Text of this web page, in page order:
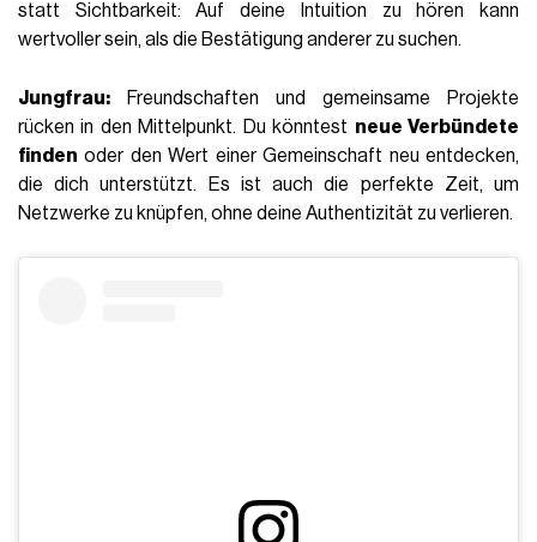
statt Sichtbarkeit: Auf deine Intuition zu hören kann
wertvoller sein, als die Bestätigung anderer zu suchen.
Jungfrau: Freundschaften und gemeinsame Projekte
rücken in den Mittelpunkt. Du könntest neue Verbündete
finden oder den Wert einer Gemeinschaft neu entdecken,
die dich unterstützt. Es ist auch die perfekte Zeit, um
Netzwerke zu knüpfen, ohne deine Authentizität zu verlieren.